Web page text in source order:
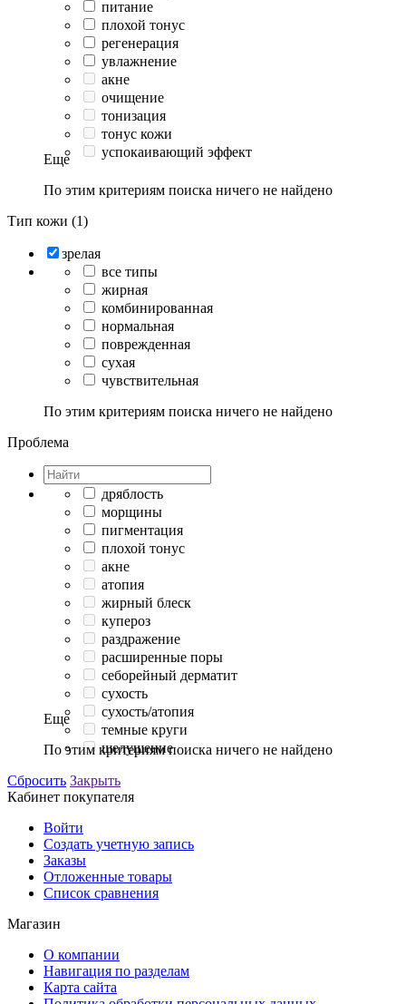
питание
плохой тонус
регенерация
увлажнение
акне
очищение
тонизация
тонус кожи
успокаивающий эффект
Еще
По этим критериям поиска ничего не найдено
Тип кожи (1)
зрелая
все типы
жирная
комбинированная
нормальная
поврежденная
сухая
чувствительная
По этим критериям поиска ничего не найдено
Проблема
дряблость
морщины
пигментация
плохой тонус
акне
атопия
жирный блеск
купероз
раздражение
расширенные поры
себорейный дерматит
сухость
сухость/атопия
темные круги
шелушение
Еще
По этим критериям поиска ничего не найдено
Сбросить Закрыть
Кабинет покупателя
Войти
Создать учетную запись
Заказы
Отложенные товары
Список сравнения
Магазин
О компании
Навигация по разделам
Карта сайта